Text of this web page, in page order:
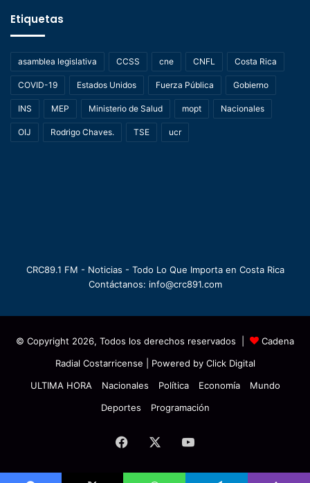
Etiquetas
asamblea legislativa CCSS cne CNFL Costa Rica
COVID-19 Estados Unidos Fuerza Pública Gobierno
INS MEP Ministerio de Salud mopt Nacionales
OIJ Rodrigo Chaves. TSE ucr
CRC89.1 FM - Noticias - Todo Lo Que Importa en Costa Rica
Contáctanos: info@crc891.com
© Copyright 2026, Todos los derechos reservados |
Cadena
Radial Costarricense | Powered by Click Digital
ULTIMA HORA
Nacionales Política Economía
Mundo
Deportes
Programación
Facebook YouTube